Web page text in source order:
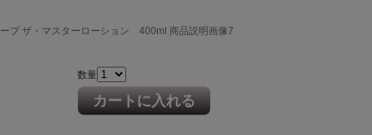
数量
カートに入れる